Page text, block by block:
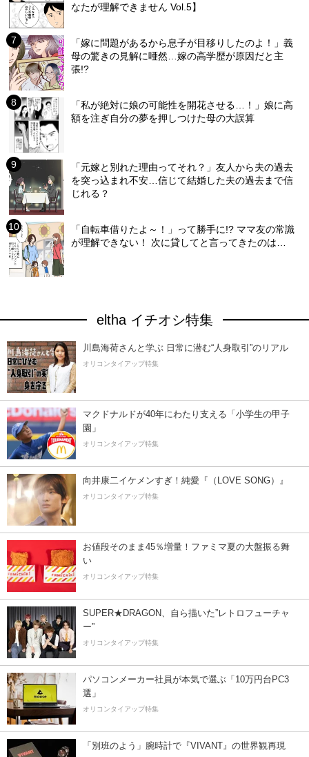
なたが理解できません Vol.5】
「嫁に問題があるから息子が目移りしたのよ！」義
母の驚きの見解に唖然…嫁の高学歴が原因だと主
張!?
「私が絶対に娘の可能性を開花させる…！」娘に高
額を注ぎ自分の夢を押しつけた母の大誤算
「元嫁と別れた理由ってそれ？」友人から夫の過去
を突っ込まれ不安…信じて結婚した夫の過去まで信
じれる？
「自転車借りたよ～！」って勝手に!? ママ友の常識
が理解できない！ 次に貸してと言ってきたのは…
eltha イチオシ特集
川島海荷さんと学ぶ 日常に潜む“人身取引”のリアル
オリコンタイアップ特集
マクドナルドが40年にわたり支える「小学生の甲子
園」
オリコンタイアップ特集
向井康二イケメンすぎ！純愛『（LOVE SONG）』
オリコンタイアップ特集
お値段そのまま45％増量！ファミマ夏の大盤振る舞
い
オリコンタイアップ特集
SUPER★DRAGON、自ら描いた”レトロフューチャ
ー”
オリコンタイアップ特集
パソコンメーカー社員が本気で選ぶ「10万円台PC3
選」
オリコンタイアップ特集
「別班のよう」腕時計で『VIVANT』の世界観再現